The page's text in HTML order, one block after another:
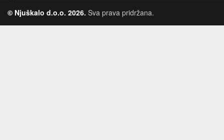
© Njuškalo d.o.o. 2026. Sva prava pridržana.